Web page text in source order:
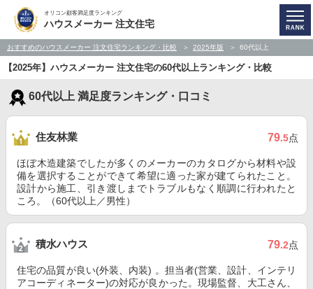
オリコン顧客満足度ランキング
ハウスメーカー 注文住宅
おすすめのハウスメーカー 注文住宅ランキング・比較 2025年版 60代以上
【2025年】ハウスメーカー 注文住宅の60代以上ランキング・比較
60代以上 満足度ランキング・口コミ
住友林業 79.5点
ほぼ木造建築でしたが多くのメーカーのカタログから材料や設
備を選択することができて希望に適った家が建てられたこと。
設計から施工、引き渡しまでトラブルもなく順調に行われたと
ころ。（60代以上／男性）
積水ハウス 79.2点
住宅の品質が良い(外装、内装) 。担当者(営業、設計、インテリ
アコーディネーター)の対応が良かった。現場監督、大工さん、